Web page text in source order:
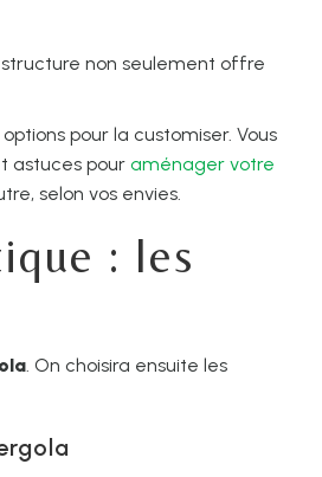
non seulement offre
pour la customiser. Vous
astuces pour aménager votre
selon vos envies.
: les
. On choisira ensuite les